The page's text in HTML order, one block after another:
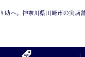
へ。神奈川県川崎市の実店